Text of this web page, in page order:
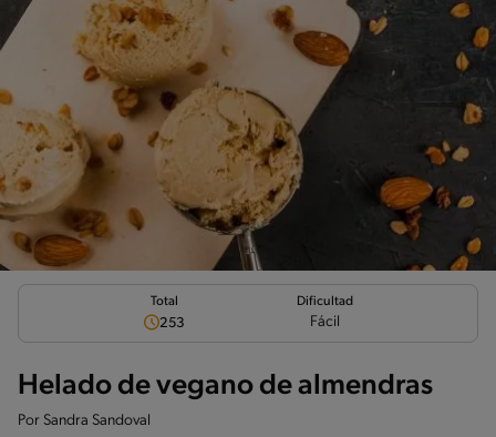
Total
253
Dificultad
Fácil
Helado de vegano de almendras
Por Sandra Sandoval